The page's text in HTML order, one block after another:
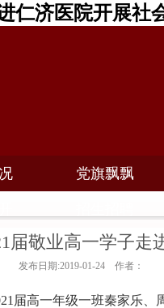
仁济医院开展社
党旗飘飘
届敬业高一学子走
发布日期:2019-01-24 作者：
届高一年级一班秦家乐、